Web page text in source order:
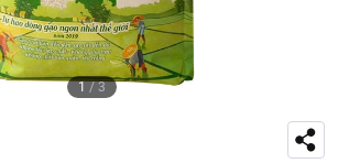
1 / 3